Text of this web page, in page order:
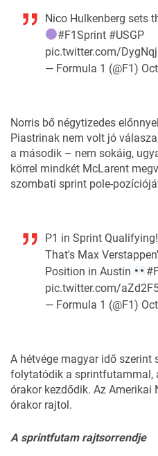
Nico Hulkenberg sets
#F1Sprint #USGP
pic.twitter.com/
— Formula 1 (@F1)
Norris bő négytizedes
Piastrinak nem volt jó
a második – nem sokáig,
körrel mindkét McLarent
szombati sprint pole-
P1 in Sprint Qualifying!
That's Max
Position in Austin
pic.twitter.com/
— Formula 1 (@F1)
A hétvége magyar idő szerint
folytatódik a sprintfutammal,
órakor kezdődik. Az Amerikai
órakor rajtol.
A sprintfutam rajtsorrendje